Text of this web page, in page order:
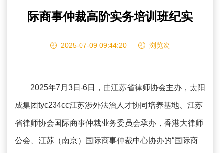
际商事仲裁高阶实务培训班纪实
2025-07-09 09:44:20 浏览次
2025年7月3日-6日，由江苏省律师协会主办，太阳
成集团tyc234cc江苏涉外法治人才协同培养基地、江苏
省律师协会国际商事仲裁业务委员会承办，香港大律师
公会、江苏（南京）国际商事仲裁中心协办的“国际商